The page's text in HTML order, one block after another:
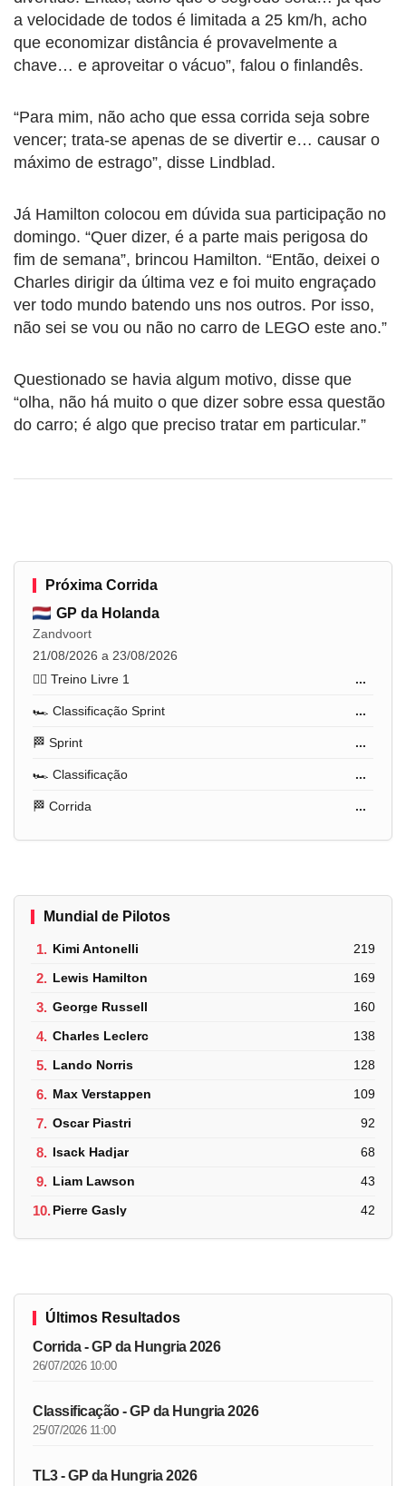
a velocidade de todos é limitada a 25 km/h, acho
que economizar distância é provavelmente a
chave… e aproveitar o vácuo”, falou o finlandês.
“Para mim, não acho que essa corrida seja sobre
vencer; trata-se apenas de se divertir e… causar o
máximo de estrago”, disse Lindblad.
Já Hamilton colocou em dúvida sua participação no
domingo. “Quer dizer, é a parte mais perigosa do
fim de semana”, brincou Hamilton. “Então, deixei o
Charles dirigir da última vez e foi muito engraçado
ver todo mundo batendo uns nos outros. Por isso,
não sei se vou ou não no carro de LEGO este ano.”
Questionado se havia algum motivo, disse que
“olha, não há muito o que dizer sobre essa questão
do carro; é algo que preciso tratar em particular.”
Próxima Corrida
GP da Holanda
Zandvoort
21/08/2026 a 23/08/2026
🏋️‍♂️ Treino Livre 1
...
🏎️ Classificação Sprint ...
🏁 Sprint ...
🏎️ Classificação ...
🏁 Corrida ...
Mundial de Pilotos
1. Kimi Antonelli 219
2. Lewis Hamilton 169
3. George Russell 160
4. Charles Leclerc 138
5. Lando Norris 128
6. Max Verstappen 109
7. Oscar Piastri 92
8. Isack Hadjar 68
9. Liam Lawson 43
10.Pierre Gasly 42
Últimos Resultados
Corrida - GP da Hungria 2026
26/07/2026 10:00
Classificação - GP da Hungria 2026
25/07/2026 11:00
TL3 - GP da Hungria 2026